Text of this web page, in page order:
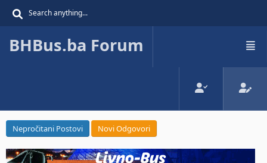
BHBus.ba Forum
Nepročitani Postovi Novi Odgovori